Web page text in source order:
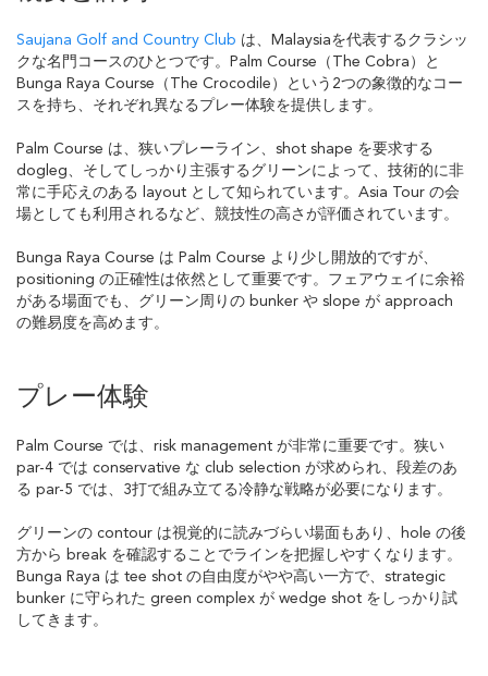
Saujana Golf and Country Club は、Malaysiaを代表するクラシッ
クな名門コースのひとつです。Palm Course（The Cobra）と
Bunga Raya Course（The Crocodile）という2つの象徴的なコー
スを持ち、それぞれ異なるプレー体験を提供します。
Palm Course は、狭いプレーライン、shot shape を要求する
dogleg、そしてしっかり主張するグリーンによって、技術的に非
常に手応えのある layout として知られています。Asia Tour の会
場としても利用されるなど、競技性の高さが評価されています。
Bunga Raya Course は Palm Course より少し開放的ですが、
positioning の正確性は依然として重要です。フェアウェイに余裕
がある場面でも、グリーン周りの bunker や slope が approach
の難易度を高めます。
プレー体験
Palm Course では、risk management が非常に重要です。狭い
par-4 では conservative な club selection が求められ、段差のあ
る par-5 では、3打で組み立てる冷静な戦略が必要になります。
グリーンの contour は視覚的に読みづらい場面もあり、hole の後
方から break を確認することでラインを把握しやすくなります。
Bunga Raya は tee shot の自由度がやや高い一方で、strategic
bunker に守られた green complex が wedge shot をしっかり試
してきます。